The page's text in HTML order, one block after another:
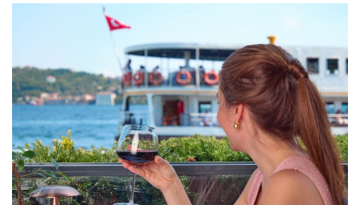
Lezzet Durakları
Röportajlar
Gezi - Yorum
Sizlerden Gelenler
Yorumlar